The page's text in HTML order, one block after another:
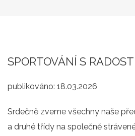
SPORTOVÁNÍ S
publikováno: 18.03.2026
Srdečně zveme všechny naše
a druhé třídy na společně